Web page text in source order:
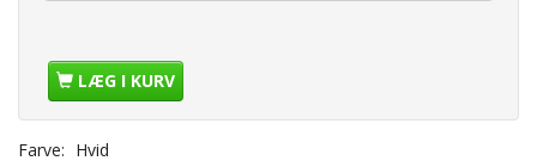
LÆG I KURV
Farve: Hvid